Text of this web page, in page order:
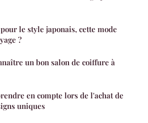
le style japonais, cette mode
?
un bon salon de coiffure à
en compte lors de l'achat de
uniques